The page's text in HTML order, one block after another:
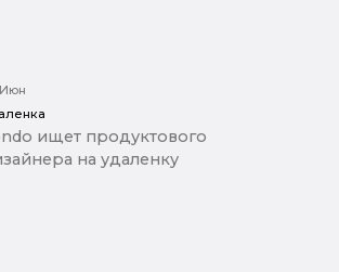
ищет продуктового
на удаленку